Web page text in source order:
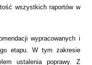
wszystkich raportów w
wypracowanych i
etapu. W tym zakresie
ustalenia poprawy. Z